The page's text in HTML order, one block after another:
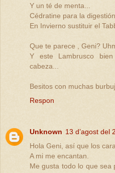
Y un té de menta...
Cédratine para la digestión..
En Invierno sustituir el
Que te parece , Geni?
Y este Lambrusco
cabeza...
Besitos con muchas
Respon
Unknown 13 d’agost del
Hola Geni, así que los
A mi me encantan.
Me gusta todo lo que sea